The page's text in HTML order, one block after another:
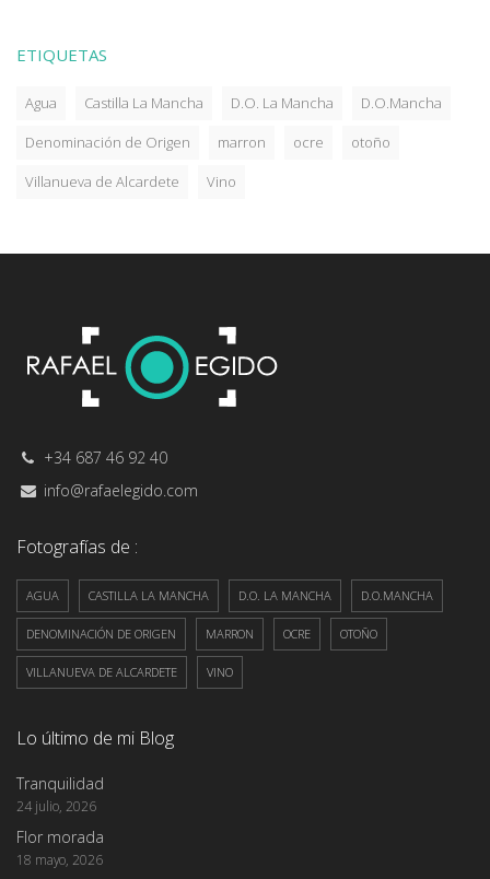
ETIQUETAS
Agua Castilla La Mancha D.O. La Mancha
D.O.Mancha
Denominación de Origen
marron ocre
otoño
Villanueva de Alcardete
Vino
+34 687 46 92 40
info@rafaelegido.com
Fotografías de :
AGUA CASTILLA LA MANCHA D.O. LA MANCHA D.O.MANCHA
DENOMINACIÓN DE ORIGEN MARRON OCRE OTOÑO
VILLANUEVA DE ALCARDETE VINO
Lo último de mi Blog
Tranquilidad
24 julio, 2026
Flor morada
18 mayo, 2026